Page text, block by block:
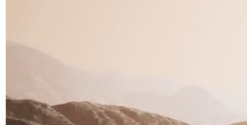
Événements Éditoriaux